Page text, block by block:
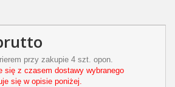
przy zakupie 4 szt. opon.
się z czasem dostawy wybranego
się w opisie poniżej.